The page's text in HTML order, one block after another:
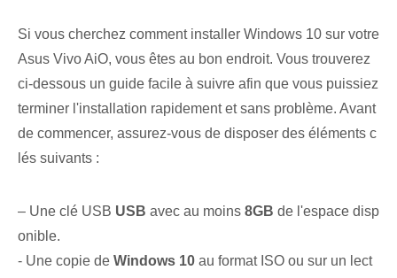
Si vous cherchez comment installer Windows 10 sur votre
Asus Vivo AiO, vous êtes au bon endroit. Vous trouverez
ci-dessous un guide facile à suivre afin que vous puissiez
terminer l'installation rapidement et sans problème. Avant
de commencer, assurez-vous de disposer des éléments c
lés suivants :
– Une clé USB USB avec au moins 8GB de l'espace disp
onible.
- Une copie de Windows 10 au format ISO ou sur un lect